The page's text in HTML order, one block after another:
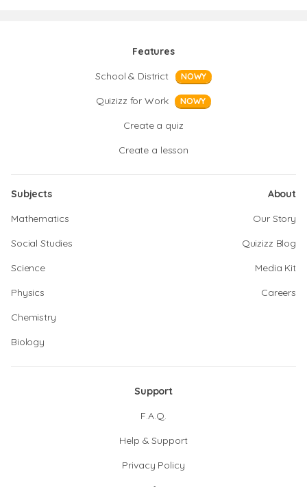
Features
School & District
NOWY
Quizizz for Work NOWY
Create a quiz
Create a lesson
Subjects
Mathematics
Social Studies
Science
Physics
Chemistry
Biology
About
Our Story
Quizizz Blog
Media Kit
Careers
Support
F.A.Q.
Help & Support
Privacy Policy